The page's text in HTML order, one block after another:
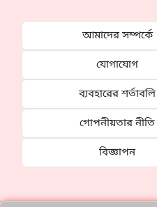
আমাদের সম্পর্কে
যোগাযোগ
ব্যবহারের শর্তাবলি
গোপনীয়তার নীতি
বিজ্ঞাপন